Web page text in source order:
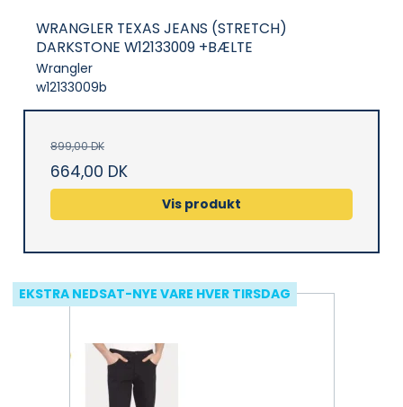
WRANGLER TEXAS JEANS (STRETCH)
DARKSTONE W12133009 +BÆLTE
Wrangler
w12133009b
899,00 DK
664,00 DK
Vis produkt
EKSTRA NEDSAT-NYE VARE HVER TIRSDAG